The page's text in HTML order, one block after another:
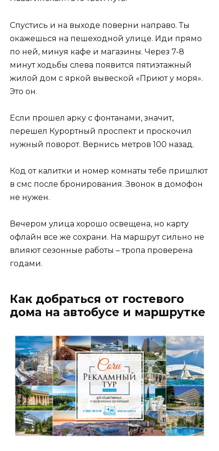
Спустись и на выходе поверни направо. Ты
окажешься на пешеходной улице. Иди прямо
по ней, минуя кафе и магазины. Через 7-8
минут ходьбы слева появится пятиэтажный
жилой дом с яркой вывеской «Приют у моря».
Это он.
Если прошел арку с фонтанами, значит,
перешел Курортный проспект и проскочил
нужный поворот. Вернись метров 100 назад.
Код от калитки и номер комнаты тебе пришлют
в смс после бронирования. Звонок в домофон
не нужен.
Вечером улица хорошо освещена, но карту
офлайн все же сохрани. На маршрут сильно не
влияют сезонные работы – тропа проверена
годами.
Как добраться от гостевого
дома на автобусе и маршрутке